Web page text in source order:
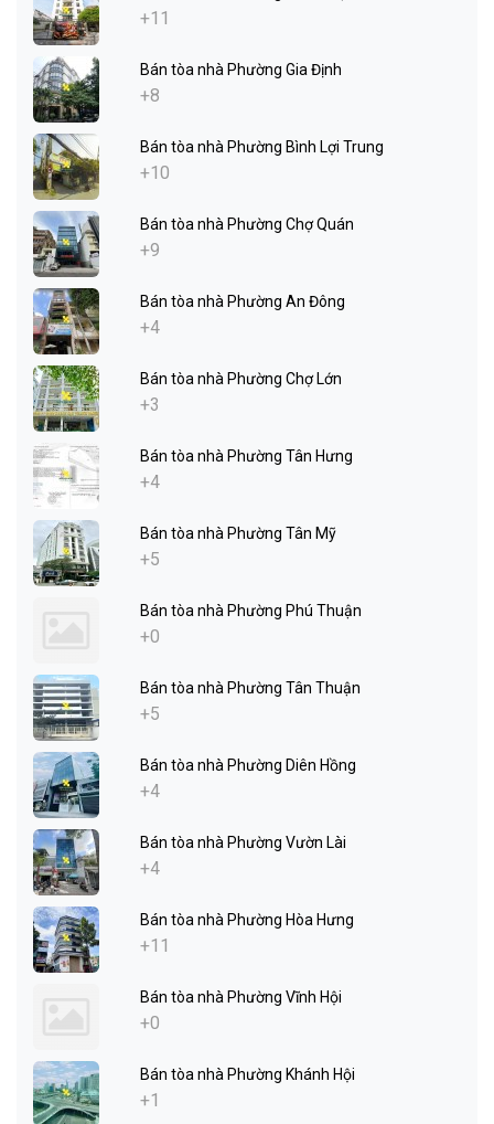
+11
Bán tòa nhà Phường Gia Định
+8
Bán tòa nhà Phường Bình Lợi Trung
+10
Bán tòa nhà Phường Chợ Quán
+9
Bán tòa nhà Phường An Đông
+4
Bán tòa nhà Phường Chợ Lớn
+3
Bán tòa nhà Phường Tân Hưng
+4
Bán tòa nhà Phường Tân Mỹ
+5
Bán tòa nhà Phường Phú Thuận
+0
Bán tòa nhà Phường Tân Thuận
+5
Bán tòa nhà Phường Diên Hồng
+4
Bán tòa nhà Phường Vườn Lài
+4
Bán tòa nhà Phường Hòa Hưng
+11
Bán tòa nhà Phường Vĩnh Hội
+0
Bán tòa nhà Phường Khánh Hội
+1